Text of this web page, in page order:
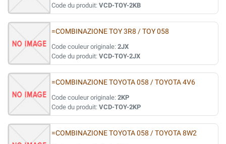
Code du produit: VCD-TOY-2KB
=COMBINAZIONE TOY 3R8 / TOY 058
Code couleur originale: 2JX
Code du produit: VCD-TOY-2JX
=COMBINAZIONE TOYOTA 058 / TOYOTA 4V6
Code couleur originale: 2KP
Code du produit: VCD-TOY-2KP
=COMBINAZIONE TOYOTA 058 / TOYOTA 8W2